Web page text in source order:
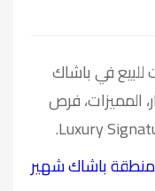
في باشاك
المميزات، فرص
منطقة باشاك شهير